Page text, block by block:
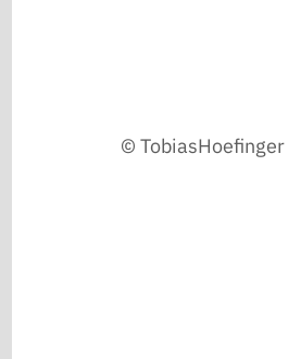
© TobiasHoefinger